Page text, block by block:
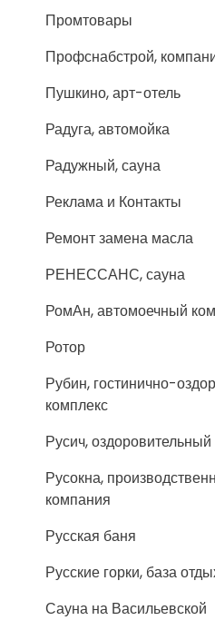
Промтовары
Профснабстрой,
Пушкино, арт-отель
Радуга, автомойка
Радужный, сауна
Реклама и Контакты
Ремонт замена масла
РЕНЕССАНС, сауна
РомАн, автомоечный
Ротор
Рубин, гостинично-
комплекс
Русич,
Русокна,
компания
Русская баня
Русские горки, база
Сауна на Васильевской